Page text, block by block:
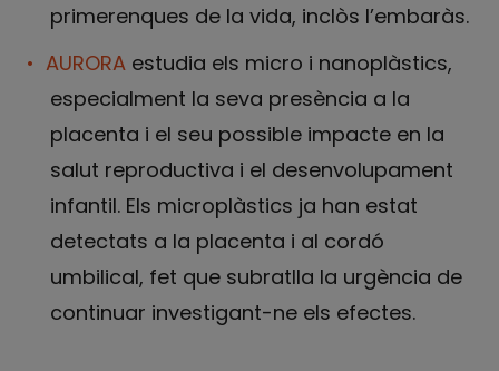
primerenques de la vida, inclòs l’embaràs.
AURORA estudia els micro i nanoplàstics,
especialment la seva presència a la
placenta i el seu possible impacte en la
salut reproductiva i el desenvolupament
infantil. Els microplàstics ja han estat
detectats a la placenta i al cordó
umbilical, fet que subratlla la urgència de
continuar investigant-ne els efectes.